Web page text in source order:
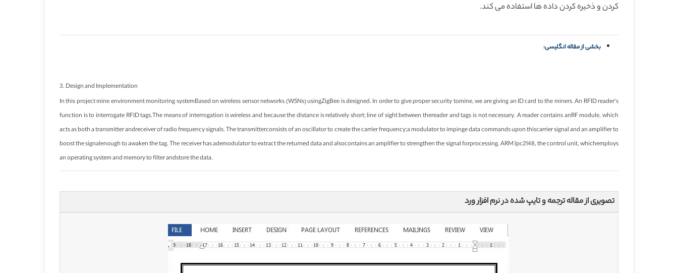
کردن و ذخیره کردن داده ها استفاده می کند.
بخشی از مقاله انگلیسی:
3. Design and Implementation
In this project mine environment monitoring systemBased on wireless sensor networks (WSNs) usingZigBee is designed. In order to give proper security tomine, we are giving an ID card to the miners. An RFID reader’s
function is to interrogate RFID tags.The means of interrogation is wireless and because the distance is relatively short; line of sight between thereader and tags is not necessary. A reader contains anRF module, which
acts as both a transmitter andreceiver of radio frequency signals. The transmitterconsists of an oscillator to create the carrier frequency;a modulator to impinge data commands upon thiscarrier signal and an amplifier to
boost the signalenough to awaken the tag. The receiver has ademodulator to extract the returned data and alsocontains an amplifier to strengthen the signal forprocessing. ARM lpc2148, the control unit, whichemploys
an operating system and memory to filter andstore the data.
تصویری از مقاله ترجمه و تایپ شده در نرم افزار ورد